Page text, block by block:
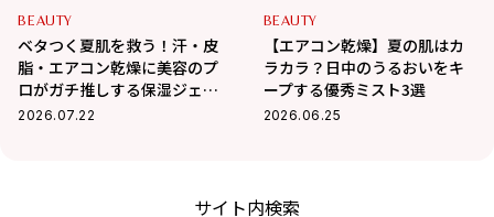
BEAUTY
ベタつく夏肌を救う！汗・皮
脂・エアコン乾燥に美容のプ
ロがガチ推しする保湿ジェル3
選
2026.07.22
BEAUTY
【エアコン乾燥】夏の肌はカ
ラカラ？日中のうるおいをキ
ープする優秀ミスト3選
2026.06.25
サイト内検索